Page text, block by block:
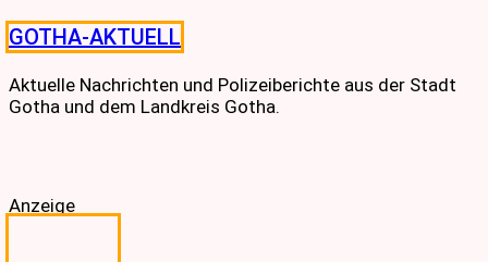
Skip
to
content
GOTHA-AKTUELL
Aktuelle Nachrichten und Polizeiberichte aus der Stadt
Gotha und dem Landkreis Gotha.
Anzeige